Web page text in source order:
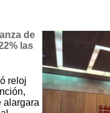
de
las
reloj
alargara